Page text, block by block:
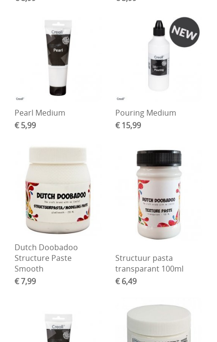
Voor de kids
Straffe Combo's!!
Pearl Medium
€ 5,99
Pouring Medium
€ 15,99
Dutch Doobadoo
Structure Paste
Smooth
€ 7,99
Structuur pasta
transparant 100ml
€ 6,49